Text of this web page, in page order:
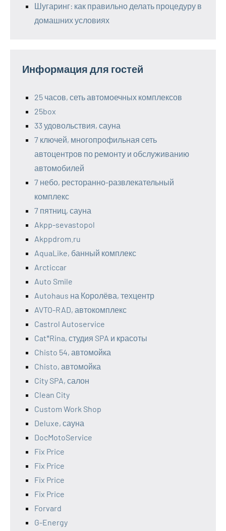
Шугаринг: как правильно делать процедуру в
домашних условиях
Информация для гостей
25 часов, сеть автомоечных комплексов
25box
33 удовольствия, сауна
7 ключей, многопрофильная сеть
автоцентров по ремонту и обслуживанию
автомобилей
7 небо, ресторанно-развлекательный
комплекс
7 пятниц, сауна
Akpp-sevastopol
Akppdrom.ru
AquaLike, банный комплекс
Arcticcar
Auto Smile
Autohaus на Королёва, техцентр
AVTO-RAD, автокомплекс
Castrol Autoservice
Cat*Rina, студия SPA и красоты
Chisto 54, автомойка
Chisto, автомойка
City SPA, салон
Clean City
Custom Work Shop
Deluxe, сауна
DocMotoService
Fix Price
Fix Price
Fix Price
Fix Price
Forvard
G-Energy